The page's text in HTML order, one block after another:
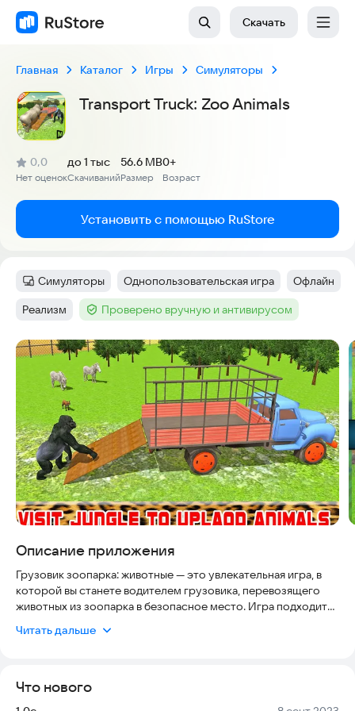
Скачать
Главная Каталог Игры Симуляторы
Transport Truck: Zoo Animals
Рейтинг:
0,0
(
Нет оценок
)
Скачиваний
до 1 тыс
Размер
56.6 MB
Возраст
0+
Установить с помощью RuStore
Категория:
Симуляторы Тег:
Однопользовательская игра Тег:
Офлайн
Тег:
Реализм Тег :Проверено вручную и антивирусом
Скриншоты
Описание приложения
Грузовик зоопарка: животные — это увлекательная игра, в
которой вы станете водителем грузовика, перевозящего
животных из зоопарка в безопасное место. Игра подходит
сможете наслаждаться игровым процессом в любое
проголосовали более 100 000 пользователей, и средний
Читать дальше
Что нового